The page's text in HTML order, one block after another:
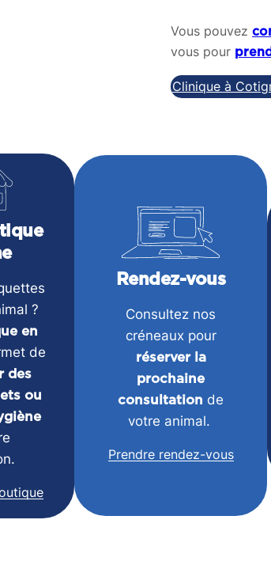
Vous pouvez
vous pour
Clinique à
?
en
de
des
ou
Rendez-vous
Consultez nos
créneaux pour
réserver la
prochaine
consultation de
votre animal.
Prendre rendez-vous